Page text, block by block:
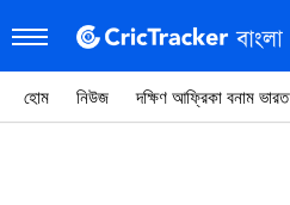
হোম নিউজ দক্ষিণ আফ্রিকা বনাম ভারত